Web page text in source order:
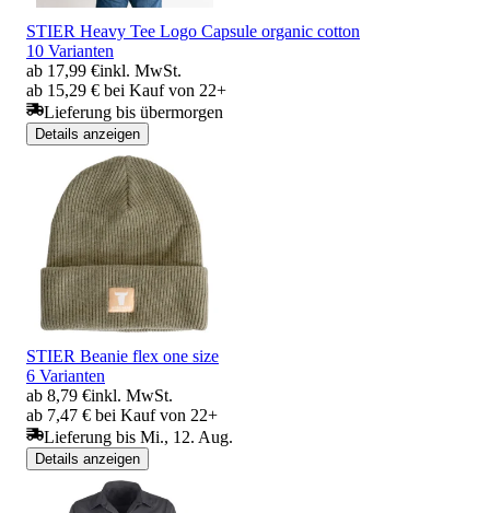
STIER Heavy Tee Logo Capsule organic cotton
10 Varianten
ab 17,99 €inkl. MwSt.
ab 15,29 € bei Kauf von 22+
Lieferung bis übermorgen
Details anzeigen
STIER Beanie flex one size
6 Varianten
ab 8,79 €inkl. MwSt.
ab 7,47 € bei Kauf von 22+
Lieferung bis Mi., 12. Aug.
Details anzeigen